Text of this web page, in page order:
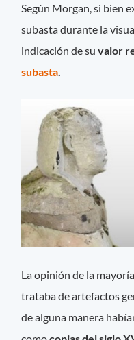
Según Morgan, si bien
subasta durante la
indicación de suvalor
subasta.
La opinión de la
trataba de artefactos
de alguna manera